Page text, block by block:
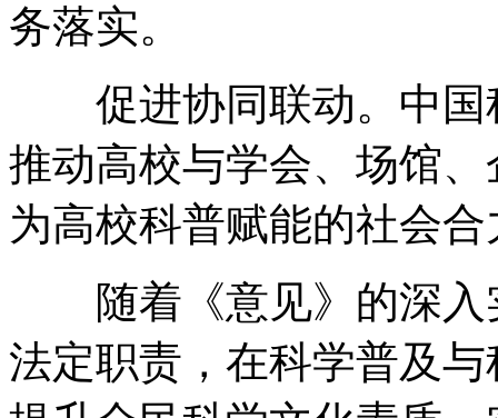
务落实。
促进协同联动。中国
推动高校与学会、场馆
为高校科普赋能的社会合
随着《意见》的深入
法定职责，在科学普及